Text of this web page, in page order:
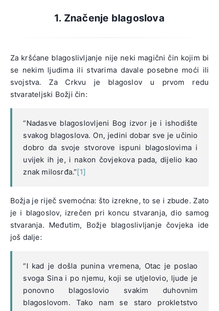
1. Značenje blagoslova
Za kršćane blagoslivljanje nije neki magični čin kojim bi
se nekim ljudima ili stvarima davale posebne moći ili
svojstva. Za Crkvu je blagoslov u prvom redu
stvarateljski Božji čin:
“Nadasve blagoslovljeni Bog izvor je i ishodište
svakog blagoslova. On, jedini dobar sve je učinio
dobro da svoje stvorove ispuni blagoslovima i
uvijek ih je, i nakon čovjekova pada, dijelio kao
znak milosrđa.”[1]
Božja je riječ svemoćna: što izrekne, to se i zbude. Zato
je i blagoslov, izrečen pri koncu stvaranja, dio samog
stvaranja. Međutim, Božje blagoslivljanje čovjeka ide
još dalje:
“I kad je došla punina vremena, Otac je poslao
svoga Sina i po njemu, koji se utjelovio, ljude je
ponovno blagoslovio svakim duhovnim
blagoslovom. Tako nam se staro prokletstvo